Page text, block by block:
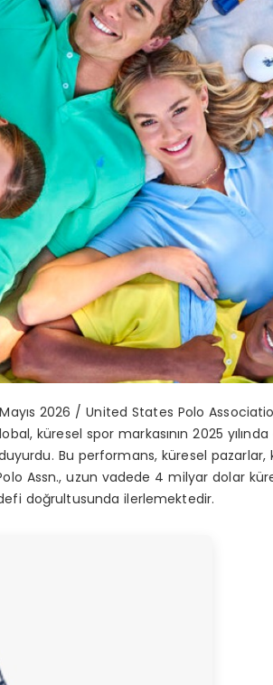
ıs 2026 /United States Polo
, küresel spor markasının 2025 yılında
Bu performans, küresel
Assn., uzun vadede 4 milyar dolar kü
doğrultusunda ilerlemektedir.